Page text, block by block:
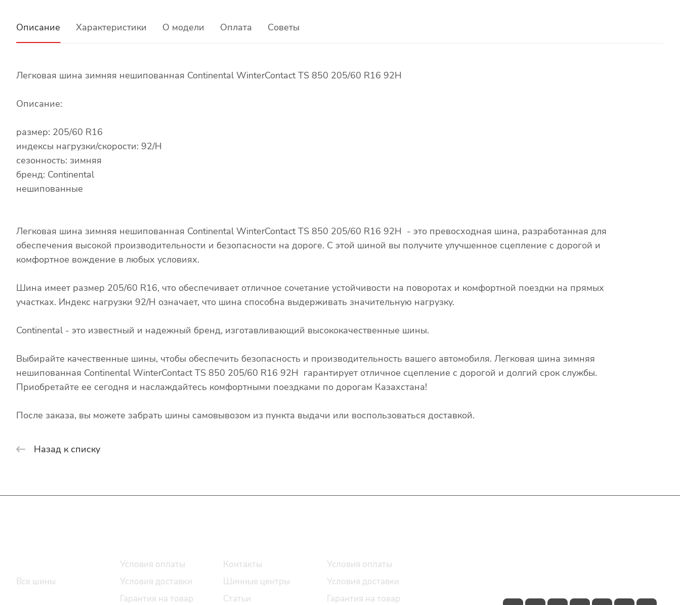
Описание Характеристики О модели Оплата Советы
Легковая шина зимняя нешипованная Continental WinterContact TS 850 205/60 R16 92H
Описание:
размер: 205/60 R16
индексы нагрузки/скорости: 92/H
сезонность: зимняя
бренд: Continental
нешипованные
Легковая шина зимняя нешипованная Continental WinterContact TS 850 205/60 R16 92H - это превосходная шина, разработанная для
обеспечения высокой производительности и безопасности на дороге. С этой шиной вы получите улучшенное сцепление с дорогой и
комфортное вождение в любых условиях.
Шина имеет размер 205/60 R16, что обеспечивает отличное сочетание устойчивости на поворотах и комфортной поездки на прямых
участках. Индекс нагрузки 92/H означает, что шина способна выдерживать значительную нагрузку.
Continental - это известный и надежный бренд, изготавливающий высококачественные шины.
Выбирайте качественные шины, чтобы обеспечить безопасность и производительность вашего автомобиля. Легковая шина зимняя
нешипованная Continental WinterContact TS 850 205/60 R16 92H гарантирует отличное сцепление с дорогой и долгий срок службы.
Приобретайте ее сегодня и наслаждайтесь комфортными поездками по дорогам Казахстана!
После заказа, вы можете забрать шины самовывозом из пункта выдачи или воспользоваться доставкой.
Назад к списку
Все шины
Условия оплаты
Условия доставки
Гарантия на товар
Контакты
Шинные центры
Статьи
Условия оплаты
Условия доставки
Гарантия на товар